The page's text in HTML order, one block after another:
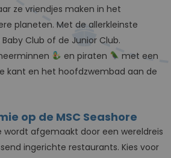
ze vriendjes maken in het
planeten. Met de allerkleinste
Club of de Junior Club.
en piraten
met een
kant en het hoofdzwembad aan de
op de MSC Seashore
wordt afgemaakt door een wereldreis
ingerichte restaurants. Kies voor